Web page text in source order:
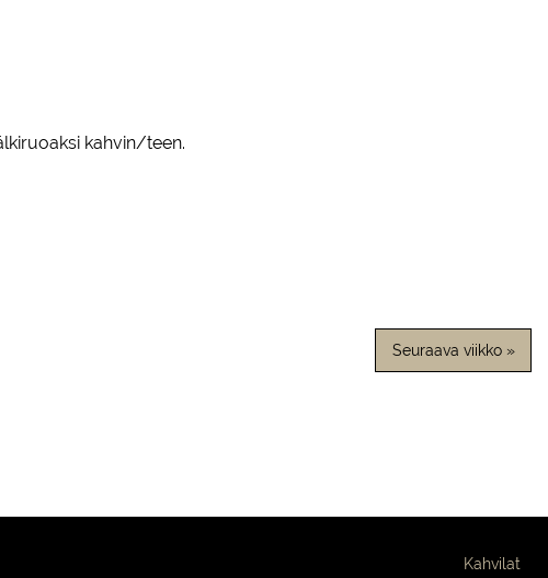
kahvin/teen.
Seuraava viikko »
Kahvilat